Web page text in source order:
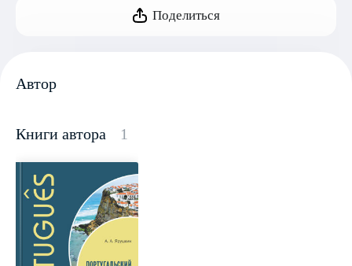
Поделиться
Автор
Книги автора 1